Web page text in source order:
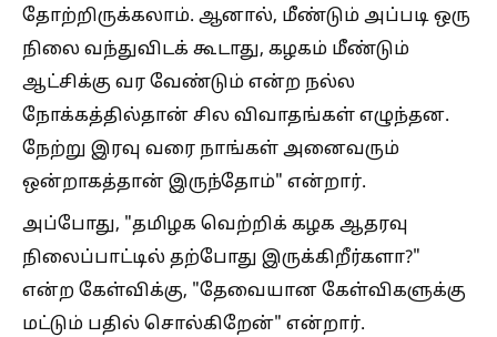
தோற்றிருக்கலாம். ஆனால், மீண்டும் அப்படி ஒரு
நிலை வந்துவிடக் கூடாது, கழகம் மீண்டும்
ஆட்சிக்கு வர வேண்டும் என்ற நல்ல
நோக்கத்தில்தான் சில விவாதங்கள் எழுந்தன.
நேற்று இரவு வரை நாங்கள் அனைவரும்
ஒன்றாகத்தான் இருந்தோம்" என்றார்.
அப்போது, "தமிழக வெற்றிக் கழக ஆதரவு
நிலைப்பாட்டில் தற்போது இருக்கிறீர்களா?"
என்ற கேள்விக்கு, "தேவையான கேள்விகளுக்கு
மட்டும் பதில் சொல்கிறேன்" என்றார்.